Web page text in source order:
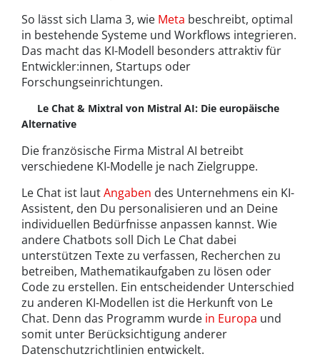
So lässt sich Llama 3, wie Meta beschreibt, optimal
in bestehende Systeme und Workflows integrieren.
Das macht das KI-Modell besonders attraktiv für
Entwickler:innen, Startups oder
Forschungseinrichtungen.
Le Chat & Mixtral von Mistral AI: Die europäische
Alternative
Die französische Firma Mistral AI betreibt
verschiedene KI-Modelle je nach Zielgruppe.
Le Chat ist lautAngaben des Unternehmens ein KI-
Assistent, den Du personalisieren und an Deine
individuellen Bedürfnisse anpassen kannst. Wie
andere Chatbots soll Dich Le Chat dabei
unterstützen Texte zu verfassen, Recherchen zu
betreiben, Mathematikaufgaben zu lösen oder
Code zu erstellen. Ein entscheidender Unterschied
zu anderen KI-Modellen ist die Herkunft von Le
Chat. Denn das Programm wurde in Europa und
somit unter Berücksichtigung anderer
Datenschutzrichtlinien entwickelt.